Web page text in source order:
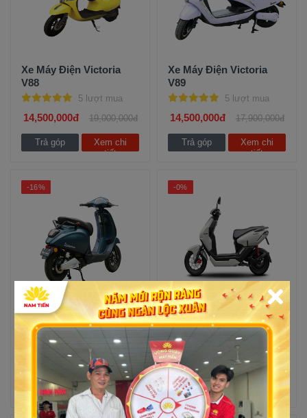
Xe Máy Điện Victoria
V88
5 lượt mua
14,500,000đ 19,000,000đ
Trả góp
Xem chi
tiết
Xe Máy Điện Victoria
V89
5 lượt mua
14,500,000đ 17,900,000đ
Trả góp
Xem chi
tiết
-16%
Victoria Xe máy điện
V38 (New)
5 lượt mua
14,500,000đ 17,300,000đ
Trả góp
Xem chi
tiết
-0%
Xe điện Honda ICON e
5 lượt mua
28,400,000đ 28,500,000đ
Trả góp